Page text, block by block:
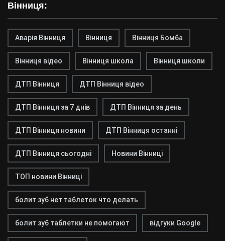
Вінниця:
Аварія Вінниця Вінниця Вінниця Бомба
Вінниця відео Вінниця школа Вінниця школи
ДТП Вінниця ДТП Вінниця відео
ДТП Вінниця за 7 днів ДТП Вінниця за день
ДТП Вінниця новини ДТП Вінниця останні
ДТП Вінниця сьогодні Новини Вінниці
ТОП новини Вінниці
болит зуб нет таблеток что делать
болит зуб таблетки не помогают відгуки Google